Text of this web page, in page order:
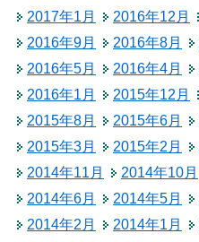
2017年1月
2016年12月
2016年9月
2016年8月
2016年5月
2016年4月
2016年1月
2015年12月
2015年8月
2015年6月
2015年3月
2015年2月
2014年11月
2014年10月
2014年6月
2014年5月
2014年2月
2014年1月